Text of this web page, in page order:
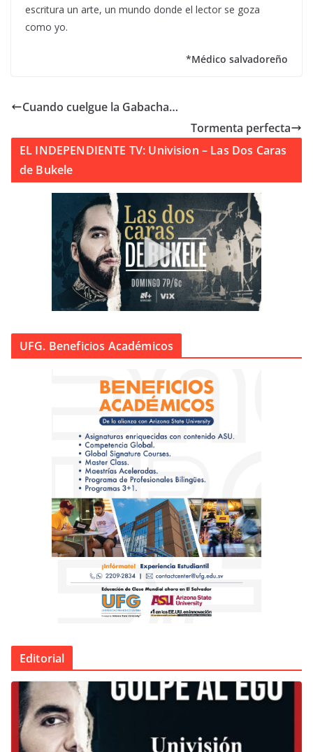
escritura un arte, un mundo donde el lector se goza
como yo.
*Médico salvadoreño
Cuando cuelgue la Gabacha…
Tormenta perfecta
EL INDEPENDIENTE TV: Univision – Las Dos Caras
de Bukele
UFG. Beneficios Académicos
Editorial